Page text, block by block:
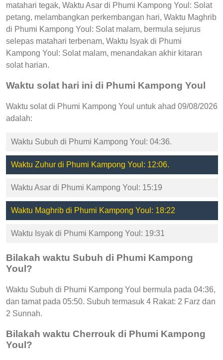
matahari tegak, Waktu Asar di Phumi Kampong Youl: Solat
petang, melambangkan perkembangan hari, Waktu Maghrib
di Phumi Kampong Youl: Solat malam, bermula sejurus
selepas matahari terbenam, Waktu Isyak di Phumi
Kampong Youl: Solat malam, menandakan akhir kitaran
solat harian.
Waktu solat hari ini di Phumi Kampong Youl
Waktu solat di Phumi Kampong Youl untuk ahad 09/08/2026
adalah:
Waktu Subuh di Phumi Kampong Youl: 04:36.
Waktu Zuhur di Phumi Kampong Youl: 12:06.
Waktu Asar di Phumi Kampong Youl: 15:19
Waktu Maghrib di Phumi Kampong Youl: 18:22
Waktu Isyak di Phumi Kampong Youl: 19:31
Bilakah waktu Subuh di Phumi Kampong
Youl?
Waktu Subuh di Phumi Kampong Youl bermula pada 04:36,
dan tamat pada 05:50. Subuh termasuk 4 Rakat: 2 Farz dan
2 Sunnah.
Bilakah waktu Cherrouk di Phumi Kampong
Youl?